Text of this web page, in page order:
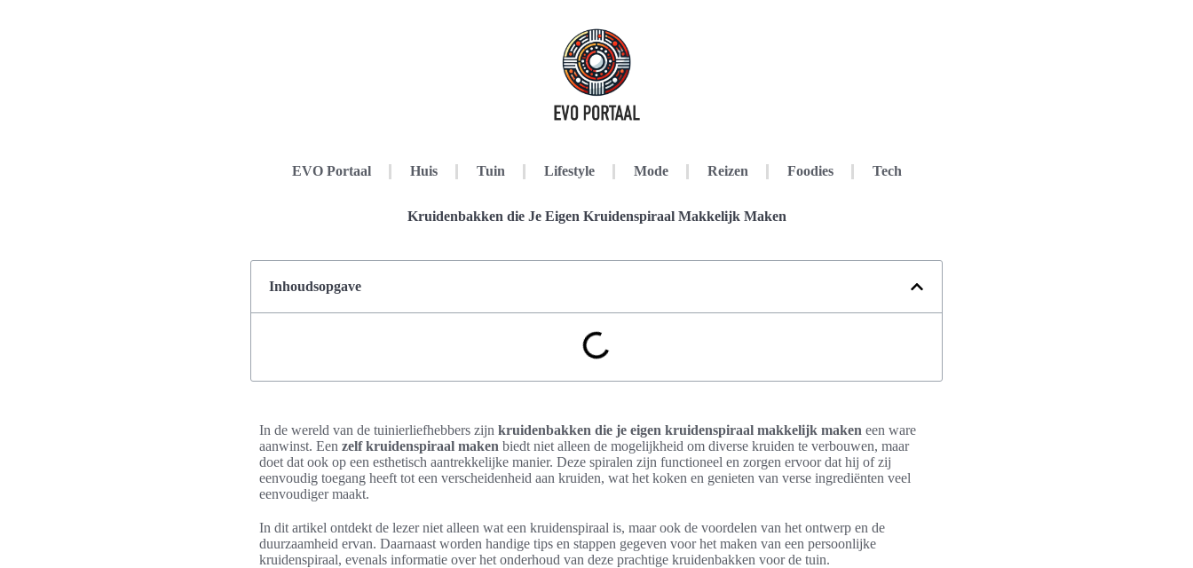
EVO Portaal Huis Tuin Lifestyle Mode Reizen Foodies Tech
Kruidenbakken die Je Eigen Kruidenspiraal Makkelijk Maken
Inhoudsopgave
In de wereld van de tuinierliefhebbers zijn kruidenbakken die je eigen kruidenspiraal makkelijk maken een ware
aanwinst. Een zelf kruidenspiraal maken biedt niet alleen de mogelijkheid om diverse kruiden te verbouwen, maar
doet dat ook op een esthetisch aantrekkelijke manier. Deze spiralen zijn functioneel en zorgen ervoor dat hij of zij
eenvoudig toegang heeft tot een verscheidenheid aan kruiden, wat het koken en genieten van verse ingrediënten veel
eenvoudiger maakt.
In dit artikel ontdekt de lezer niet alleen wat een kruidenspiraal is, maar ook de voordelen van het ontwerp en de
duurzaamheid ervan. Daarnaast worden handige tips en stappen gegeven voor het maken van een persoonlijke
kruidenspiraal, evenals informatie over het onderhoud van deze prachtige kruidenbakken voor de tuin.